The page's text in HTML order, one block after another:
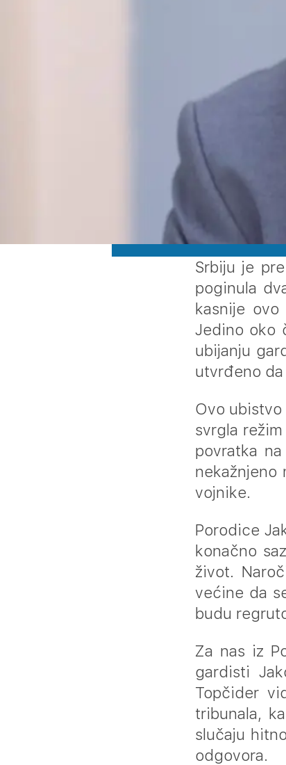
Srbiju je
poginula
kasnije
Jedino oko
ubijanju
utvrđeno
Ovo ubistvo
svrgla
povratka
nekažnjeno
vojnike.
Porodice
konačno
život.
većine da
budu
Za nas iz
gardisti
Topčider
tribunala,
slučaju
odgovora.